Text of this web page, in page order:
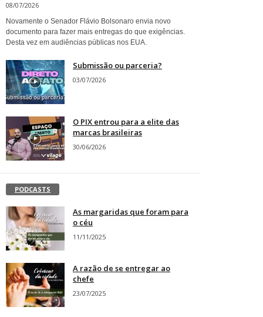
08/07/2026
Novamente o Senador Flávio Bolsonaro envia novo
documento para fazer mais entregas do que exigências.
Desta vez em audiências públicas nos EUA.
Submissão ou parceria?
03/07/2026
O PIX entrou para a elite das
marcas brasileiras
30/06/2026
PODCASTS
As margaridas que foram para
o céu
11/11/2025
A razão de se entregar ao
chefe
23/07/2025